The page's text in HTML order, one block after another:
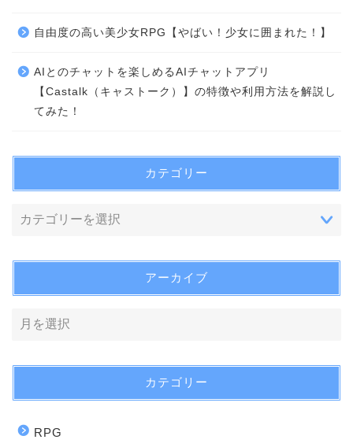
自由度の高い美少女RPG【やばい！少女に囲まれた！】
AIとのチャットを楽しめるAIチャットアプリ
【Castalk（キャストーク）】の特徴や利用方法を解説し
てみた！
カテゴリー
アーカイブ
カテゴリー
RPG